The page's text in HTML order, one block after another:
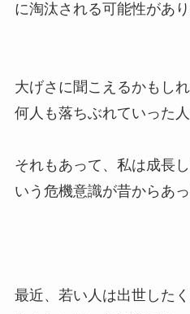
に淘汰される可能性があり
大げさに聞こえるかもし
何人も落ちぶれていった
それもあって、私は成長
いう危機意識が昔からあ
最近、若い人は出世した